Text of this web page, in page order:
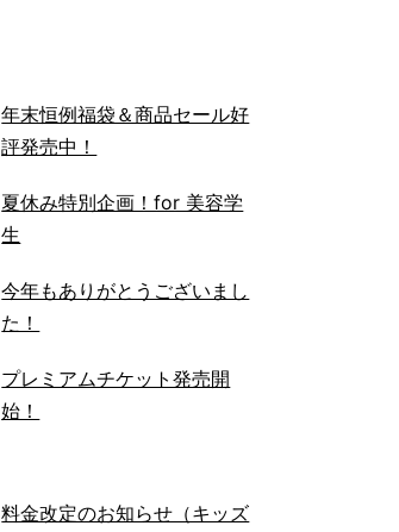
年末恒例福袋＆商品セール好
評発売中！
夏休み特別企画！for 美容学
生
今年もありがとうございまし
た！
プレミアムチケット発売開
始！
料金改定のお知らせ（キッズ